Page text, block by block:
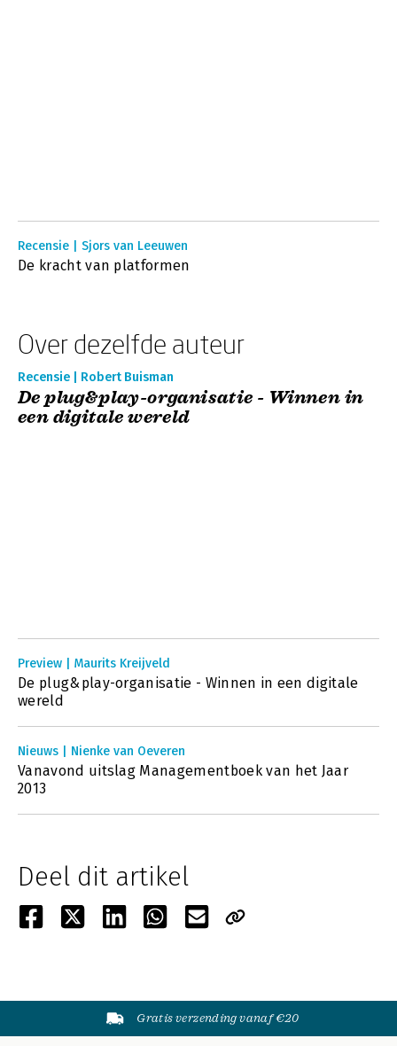
Recensie | Sjors van Leeuwen
De kracht van platformen
Over dezelfde auteur
Recensie | Robert Buisman
De plug&play-organisatie - Winnen in
een digitale wereld
Preview | Maurits Kreijveld
De plug&play-organisatie - Winnen in een digitale
wereld
Nieuws | Nienke van Oeveren
Vanavond uitslag Managementboek van het Jaar
2013
Deel dit artikel
Gratis verzending vanaf €20